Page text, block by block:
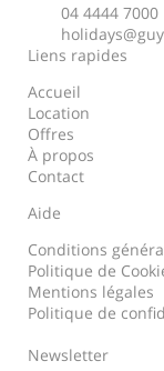
04 4444 7000
Liens rapides
Accueil
Location
Offres
À propos
Contact
Aide
Conditions
Politique de
Mentions légales
Politique de
Newsletter